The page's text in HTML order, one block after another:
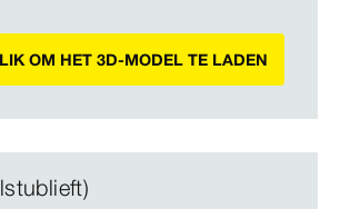
OM HET 3D-MODEL TE LADEN